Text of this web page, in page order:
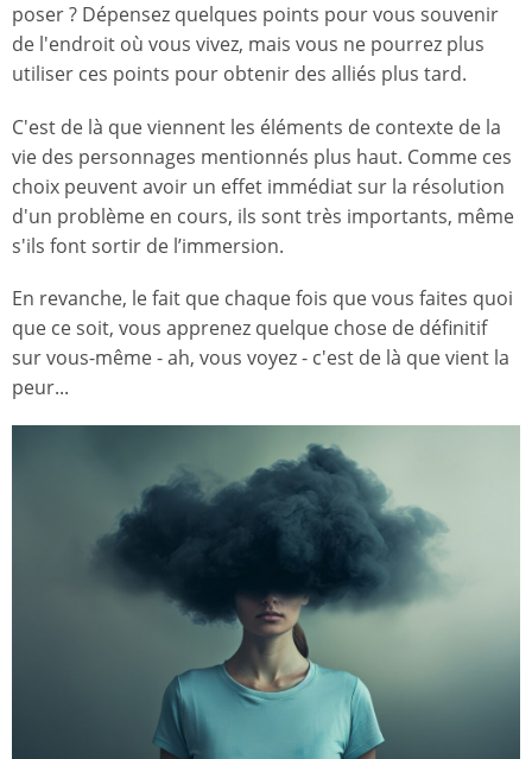
poser ? Dépensez quelques points pour vous souvenir
de l'endroit où vous vivez, mais vous ne pourrez plus
utiliser ces points pour obtenir des alliés plus tard.
C'est de là que viennent les éléments de contexte de la
vie des personnages mentionnés plus haut. Comme ces
choix peuvent avoir un effet immédiat sur la résolution
d'un problème en cours, ils sont très importants, même
s'ils font sortir de l’immersion.
En revanche, le fait que chaque fois que vous faites quoi
que ce soit, vous apprenez quelque chose de définitif
sur vous-même - ah, vous voyez - c'est de là que vient la
peur...